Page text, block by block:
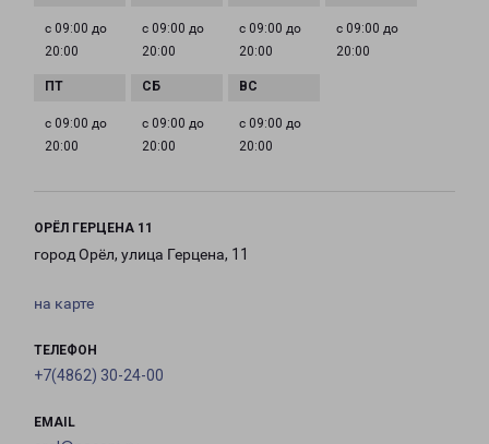
с 09:00 до
20:00
с 09:00 до
20:00
с 09:00 до
20:00
с 09:00 до
20:00
с 09:00 до
20:00
с 09:00 до
20:00
с 09:00 до
20:00
ОРЁЛ ГЕРЦЕНА 11
город Орёл, улица Герцена, 11
на карте
ТЕЛЕФОН
+7(4862) 30-24-00
EMAIL